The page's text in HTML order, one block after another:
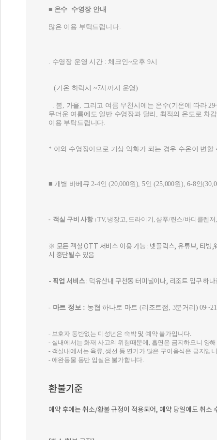
■ 온수 수영장 안내
많은 이용 부탁드립니다.
. 수영장 운영 시간 : 체크인~오후 9시
(기온 하락시 ~7시까지 운영)
. 봄, 가을, 그리고 여름 우천시에는 온수(기온에 따라
무더운 여름에도 일반 수영장과 달리, 최적의 온도로 차
이용 부탁드립니다.
* 야외 수영장이므로 기상 악화가 되는 경우 수온이 변할
■ 개별 바베큐 2-4인 (20,000원), 5인 (25,000원), 6-8인
- 객실 구비 사항 : TV, 냉장고, 드라이기, 샴푸/린스/바디클렌
※ 모든 객실 OTT 서비스 이용 가능 : 넷플릭스, 유튜브, 티빙
시 중단될수 있음
- 픽업 서비스 : 덕유산내 구천동 터미널이나, 리조트 입구 하
- 마트 정보 : 농협 하나로 마트 (리조트점, 3분거리)
- 보호자 동반없는 미성년은 숙박 및 예약 불가입니다.
- 실내에서는 화재 사고의 위험때문에, 흡연은 금지하오니 양
- 객실내에서는 육류, 생선 등 연기가 많은 구이음식은 금지입
- 애완동물 동반 입실은 불가합니다.
환불기준
예약 후에는 취소/환불 규정이 적용되어, 예약 당일에도 취소